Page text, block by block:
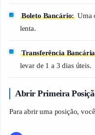
Boleto Bancário: Uma
lenta.
Transferência
levar de 1 a 3 dias úteis.
Abrir Primeira
Para abrir uma posição,